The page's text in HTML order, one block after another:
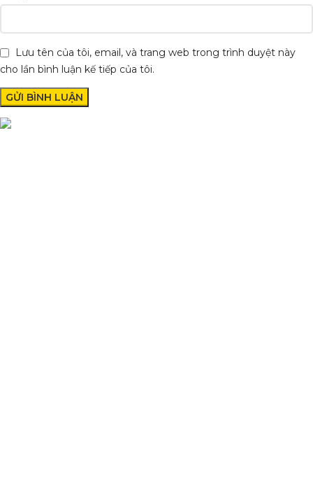
Lưu tên của tôi, email, và trang web trong trình duyệt này
cho lần bình luận kế tiếp của tôi.